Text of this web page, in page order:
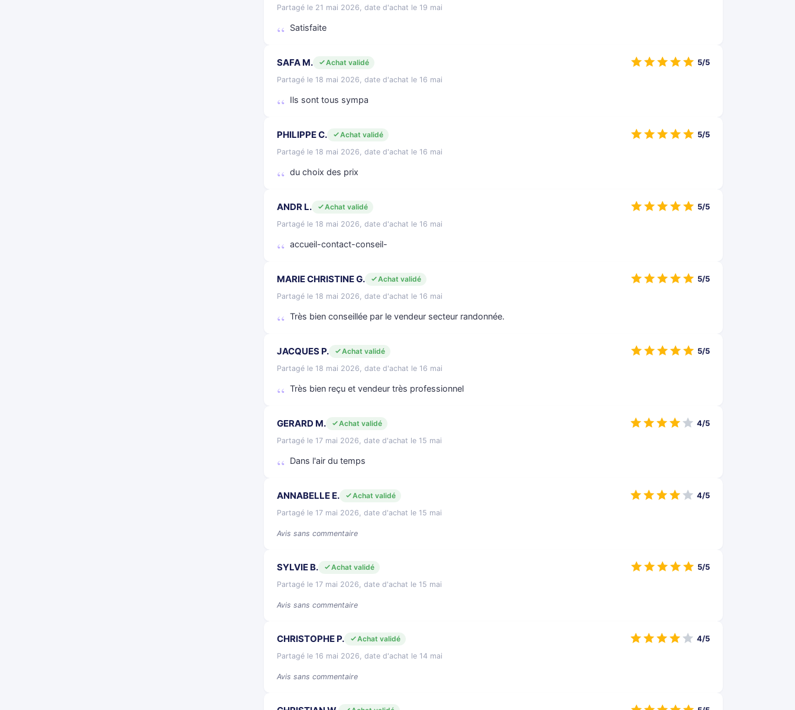
Partagé le 21 mai 2026, date d'achat le 19 mai
Satisfaite
SAFA M.
Achat validé
Partagé le 18 mai 2026, date d'achat le 16 mai
Ils sont tous sympa
5/5
PHILIPPE C.
Achat validé
Partagé le 18 mai 2026, date d'achat le 16 mai
du choix des prix
5/5
ANDR L.
Achat validé
Partagé le 18 mai 2026, date d'achat le 16 mai
accueil-contact-conseil-
5/5
MARIE CHRISTINE G.
Achat validé
Partagé le 18 mai 2026, date d'achat le 16 mai
Très bien conseillée par le vendeur secteur randonnée.
5/5
JACQUES P.
Achat validé
Partagé le 18 mai 2026, date d'achat le 16 mai
Très bien reçu et vendeur très professionnel
5/5
GERARD M.
Achat validé
Partagé le 17 mai 2026, date d'achat le 15 mai
Dans l'air du temps
4/5
ANNABELLE E.
Achat validé
Partagé le 17 mai 2026, date d'achat le 15 mai
Avis sans commentaire
4/5
SYLVIE B.
Achat validé
Partagé le 17 mai 2026, date d'achat le 15 mai
Avis sans commentaire
5/5
CHRISTOPHE P.
Achat validé
Partagé le 16 mai 2026, date d'achat le 14 mai
Avis sans commentaire
4/5